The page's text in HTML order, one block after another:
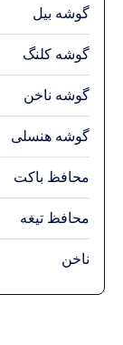
گوشه بیل
گوشه کلنگ
گوشه ناخن
گوشه هنسلی
محافظ باکت
محافظ تیغه
ناخن